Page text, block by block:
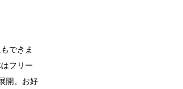
できま
フリー
開。お好